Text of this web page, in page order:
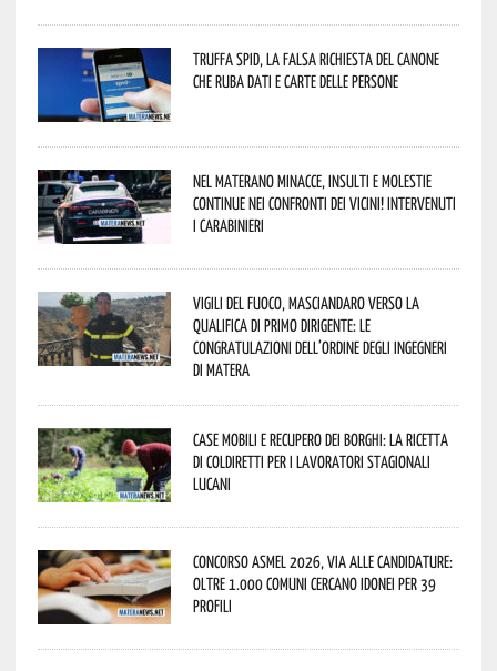
Truffa Spid, la falsa richiesta del canone
che ruba dati e carte delle persone
Nel materano minacce, insulti e molestie
continue nei confronti dei vicini! Intervenuti
i Carabinieri
Vigili del Fuoco, Masciandaro verso la
qualifica di Primo Dirigente: le
congratulazioni dell’Ordine degli Ingegneri
di Matera
Case mobili e recupero dei borghi: la ricetta
di Coldiretti per i lavoratori stagionali
lucani
Concorso Asmel 2026, via alle candidature:
oltre 1.000 Comuni cercano idonei per 39
profili